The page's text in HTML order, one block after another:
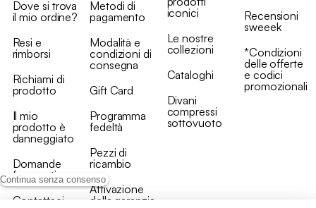
Continua senza consenso
Dove si trova
il mio ordine?
Resi e
rimborsi
Richiami di
prodotto
Il mio
prodotto è
danneggiato
Domande
frequenti
Contattaci
Metodi di
pagamento
Modalità e
condizioni di
consegna
Gift Card
Programma
fedeltà
Pezzi di
ricambio
Attivazione
della garanzia
iconici
Le nostre
collezioni
Cataloghi
Divani
compressi
sottovuoto
Recensioni
sweeek
*Condizioni
delle offerte
e codici
promozionali